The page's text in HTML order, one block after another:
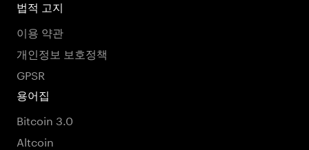
법적 고지
이용 약관
개인정보 보호정책
GPSR
용어집
Bitcoin 3.0
Altcoin